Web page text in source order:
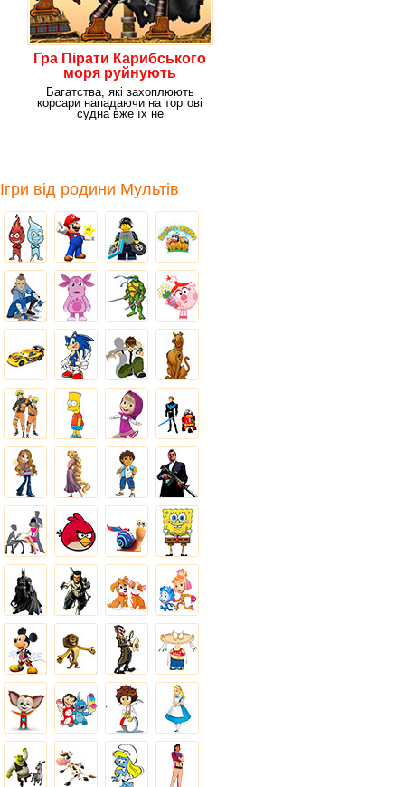
Гра Пірати Карибського
моря руйнують
фортеці
Багатства, які захоплюють
корсари нападаючи на торгові
судна вже їх не
Ігри від родини Мультів